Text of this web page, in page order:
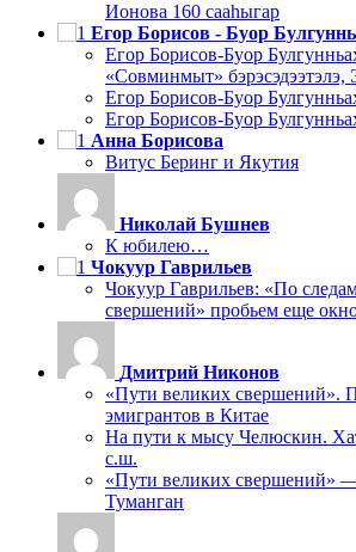
Ионова 160 сааһыгар
Егор Борисов - Буор
Егор Борисов-Буор
«Совминмыт» бэрэсэдээтэлэ,
Егор Борисов-Буор
Егор Борисов-Буор
Анна Борисова
Витус Беринг и Якутия
Николай Бушнев
К юбилею…
Чокуур Гаврильев
Чокуур Гаврильев: «По
свершений» пробьем еще
Дмитрий Никонов
«Пути великих свершений».
эмигрантов в Китае
На пути к мысу Челюскин.
с.ш.
«Пути великих свершений»
Туманган